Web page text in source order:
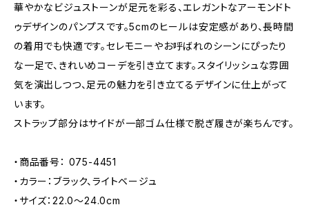
華やかなビジュストーンが足元を彩る、エレガントなアーモンドト
ゥデザインのパンプスです。5cmのヒールは安定感があり、長時間
の着用でも快適です。セレモニーやお呼ばれのシーンにぴったり
な一足で、きれいめコーデを引き立てます。スタイリッシュな雰囲
気を演出しつつ、足元の魅力を引き立てるデザインに仕上がって
います。
ストラップ部分はサイドが一部ゴム仕様で脱ぎ履きが楽ちんです。
・商品番号： 075-4451
・カラー：ブラック、ライトベージュ
・サイズ：22.0〜24.0cm